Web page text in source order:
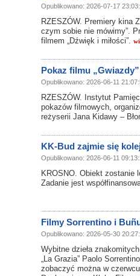
Opublikowano: 2026-07-17
RZESZÓW. Premiery kina
czym sobie nie mówimy”.
filmem „Dźwięk i miłości”.
Pokaz filmu
Opublikowano: 2026-06-11
RZESZÓW. Instytut
pokazów filmowych,
reżyserii Jana Kidawy –
KK-Bud zajmie się
Opublikowano: 2026-06-11
KROSNO. Obiekt zostanie
Zadanie jest
Filmy Sorrentino i
Opublikowano: 2026-05-30
Wybitne dzieła
„La Grazia” Paolo
zobaczyć można w